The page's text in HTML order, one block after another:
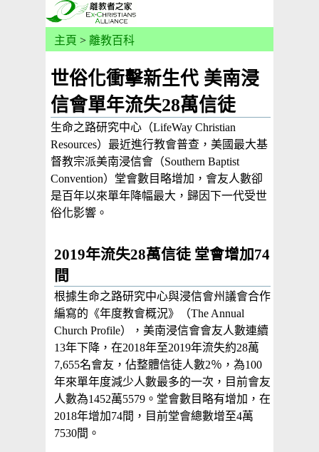
主頁 > 離教百科
世俗化衝擊新生代 美南浸
信會單年流失28萬信徒
生命之路研究中心（LifeWay Christian
Resources）最近進行教會普查，美國最大基
督教宗派美南浸信會（Southern Baptist
Convention）堂會數目略增加，會友人數卻
是百年以來單年降幅最大，歸因下一代受世
俗化影響。
2019年流失28萬信徒 堂會增加74
間
根據生命之路研究中心與浸信會州議會合作
編寫的《年度教會概況》（The Annual
Church Profile），美南浸信會會友人數連續
13年下降，在2018年至2019年流失約28萬
7,655名會友，佔整體信徒人數2％，為100
年來單年度減少人數最多的一次，目前會友
人數為1452萬5579。堂會數目略有增加，在
2018年增加74間，目前堂會總數增至4萬
7530間。